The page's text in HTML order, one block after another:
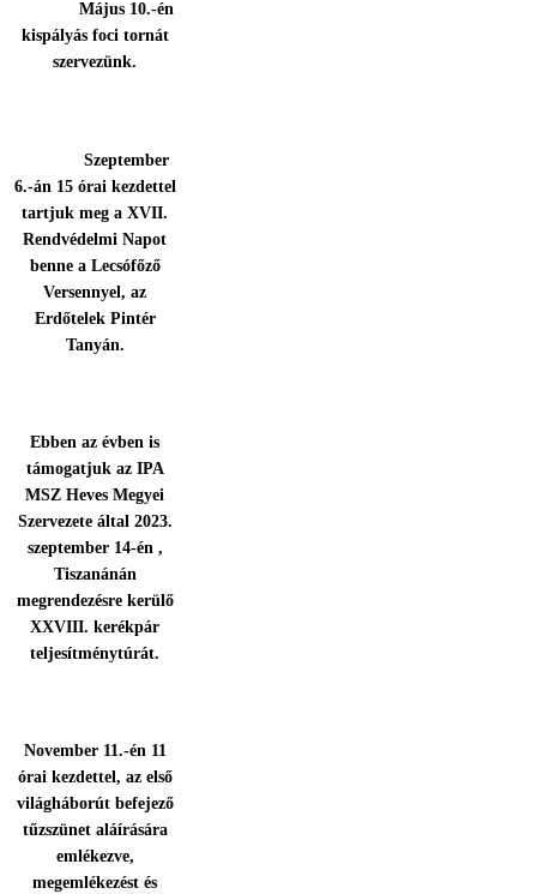
Május 10.-én
kispályás foci tornát
szervezünk.
Szeptember
6.-án 15 órai kezdettel
tartjuk meg a XVII.
Rendvédelmi Napot
benne a Lecsófőző
Versennyel, az
Erdőtelek Pintér
Tanyán.
Ebben az évben is
támogatjuk az IPA
MSZ Heves Megyei
Szervezete által 2023.
szeptember 14-én ,
Tiszanánán
megrendezésre kerülő
XXVIII. kerékpár
teljesítménytúrát.
November 11.-én 11
órai kezdettel, az első
világháborút befejező
tűzszünet aláírására
emlékezve,
megemlékezést és